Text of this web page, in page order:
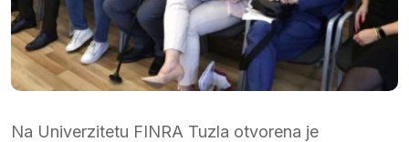
Na Univerzitetu FINRA Tuzla otvorena je